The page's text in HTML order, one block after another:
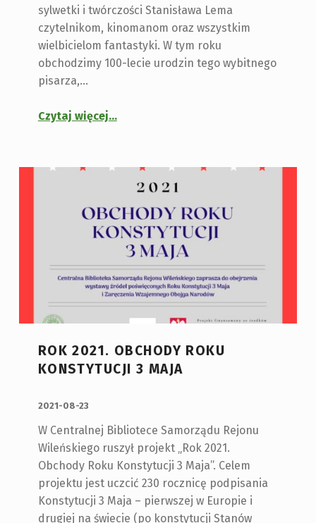
sylwetki i twórczości Stanisława Lema
czytelnikom, kinomanom oraz wszystkim
wielbicielom fantastyki. W tym roku
obchodzimy 100-lecie urodzin tego wybitnego
pisarza,…
Czytaj więcej…
ROK 2021. OBCHODY ROKU
KONSTYTUCJI 3 MAJA
2021-08-23
W Centralnej Bibliotece Samorządu Rejonu
Wileńskiego ruszył projekt „Rok 2021.
Obchody Roku Konstytucji 3 Maja”. Celem
projektu jest uczcić 230 rocznicę podpisania
Konstytucji 3 Maja – pierwszej w Europie i
drugiej na świecie (po konstytucji Stanów